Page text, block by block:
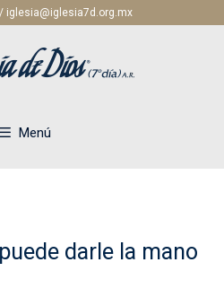
iglesia@iglesia7d.org.mx
Menú
darle la mano